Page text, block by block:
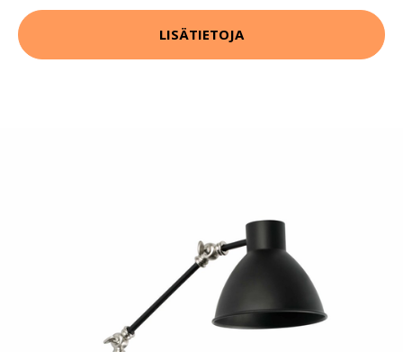
LISÄTIETOJA